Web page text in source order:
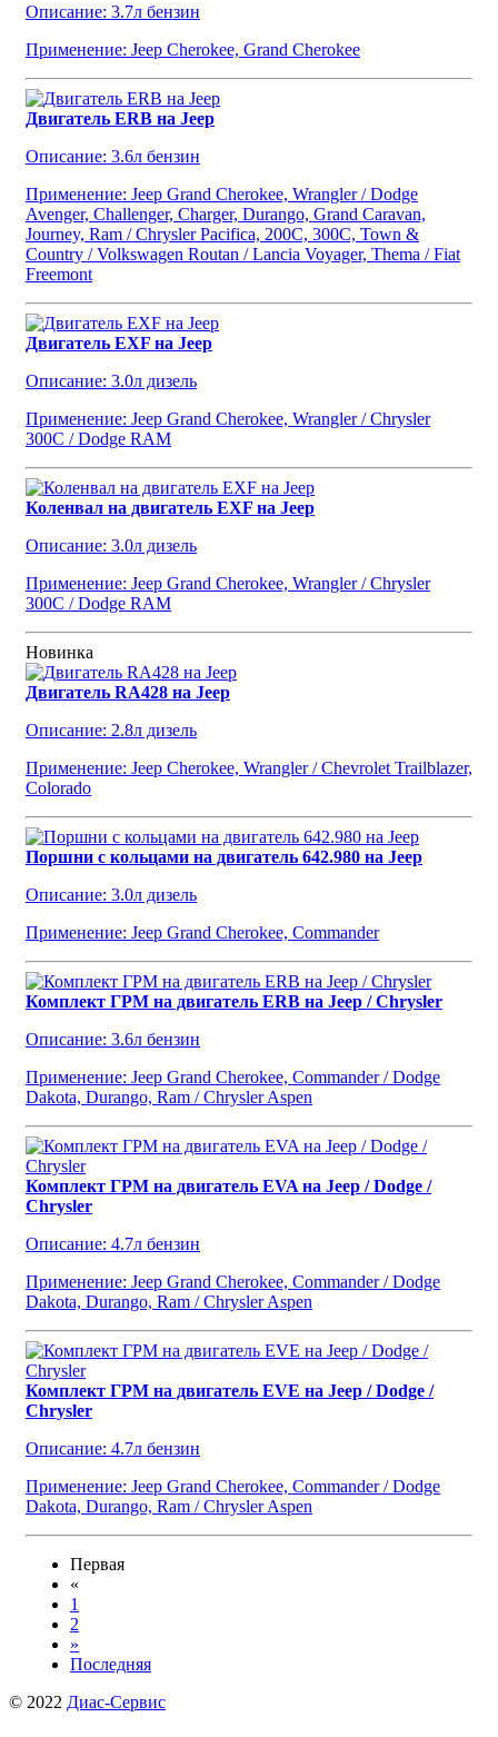
Описание: 3.7л бензин
Применение: Jeep Cherokee, Grand Cherokee
Двигатель ERB на Jeep
Описание: 3.6л бензин
Применение: Jeep Grand Cherokee, Wrangler / Dodge
Avenger, Challenger, Charger, Durango, Grand Caravan,
Journey, Ram / Chrysler Pacifica, 200C, 300C, Town &
Country / Volkswagen Routan / Lancia Voyager, Thema / Fiat
Freemont
Двигатель EXF на Jeep
Описание: 3.0л дизель
Применение: Jeep Grand Cherokee, Wrangler / Chrysler
300C / Dodge RAM
Коленвал на двигатель EXF на Jeep
Описание: 3.0л дизель
Применение: Jeep Grand Cherokee, Wrangler / Chrysler
300C / Dodge RAM
Новинка
Двигатель RA428 на Jeep
Описание: 2.8л дизель
Применение: Jeep Cherokee, Wrangler / Chevrolet Trailblazer,
Colorado
Поршни с кольцами на двигатель 642.980 на Jeep
Описание: 3.0л дизель
Применение: Jeep Grand Cherokee, Commander
Комплект ГРМ на двигатель ERB на Jeep / Chrysler
Описание: 3.6л бензин
Применение: Jeep Grand Cherokee, Commander / Dodge
Dakota, Durango, Ram / Chrysler Aspen
Комплект ГРМ на двигатель EVA на Jeep / Dodge /
Chrysler
Описание: 4.7л бензин
Применение: Jeep Grand Cherokee, Commander / Dodge
Dakota, Durango, Ram / Chrysler Aspen
Комплект ГРМ на двигатель EVE на Jeep / Dodge /
Chrysler
Описание: 4.7л бензин
Применение: Jeep Grand Cherokee, Commander / Dodge
Dakota, Durango, Ram / Chrysler Aspen
Первая
«
1
2
»
Последняя
© 2022 Диас-Сервис